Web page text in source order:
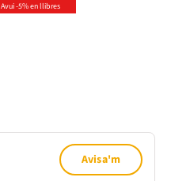
Avui -5% en llibres
Avisa'm